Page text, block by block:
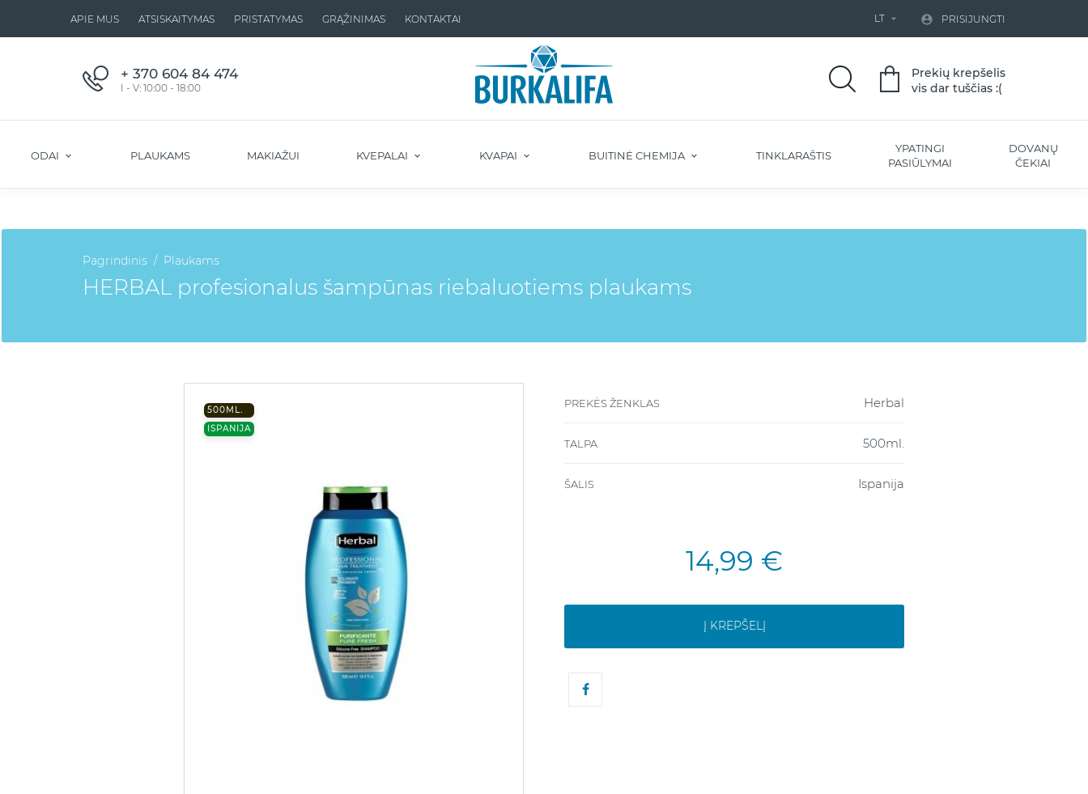
APIE MUS ATSISKAITYMAS PRISTATYMAS GRĄŽINIMAS KONTAKTAI LT   PRISIJUNGTI
+ 370 604 84 474
I - V: 10:00 - 18:00
Prekių krepšelis
vis dar tuščias :(
ODAI PLAUKAMS MAKIAŽUI KVEPALAI KVAPAI BUITINĖ CHEMIJA TINKLARAŠTIS
YPATINGI
PASIŪLYMAI
DOVANŲ
ČEKIAI
Pagrindinis Plaukams
HERBAL profesionalus šampūnas riebaluotiems plaukams
500ML.
ISPANIJA
PREKĖS ŽENKLAS Herbal
TALPA 500ml.
ŠALIS Ispanija
14,99 €
Į KREPŠELĮ